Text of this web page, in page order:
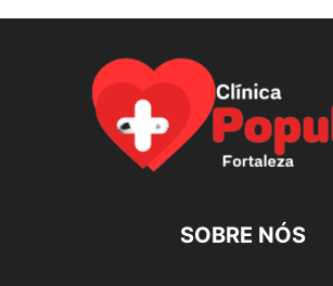
SOBRE NÓS